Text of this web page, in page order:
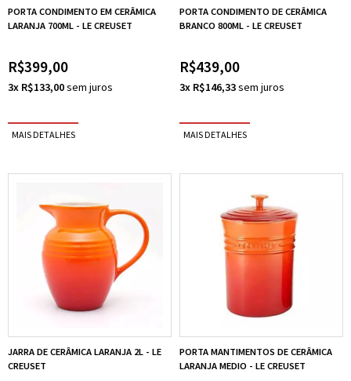
PORTA CONDIMENTO EM CERÂMICA
LARANJA 700ML - LE CREUSET
R$399,00
3x R$133,00
PORTA CONDIMENTO DE CERÂMICA
BRANCO 800ML - LE CREUSET
R$439,00
3x R$146,33
JARRA DE CERÂMICA LARANJA 2L - LE
CREUSET
PORTA MANTIMENTOS DE CERÂMICA
LARANJA MEDIO - LE CREUSET